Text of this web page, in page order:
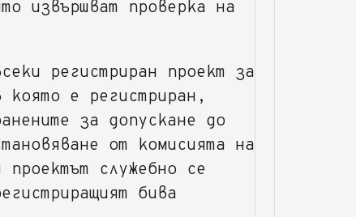
извършват проверка на
регистриран проект за
която е регистриран,
за допускане до
от комисията на
проектът служебно се
бива